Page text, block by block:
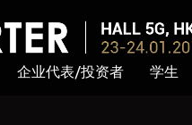
企业代表/投资者 学生